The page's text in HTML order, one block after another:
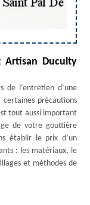
Artisan Duculty
de l’entretien d’une
précautions
tout aussi important
de votre gouttière
établir le prix d’un
: les matériaux, le
et méthodes de